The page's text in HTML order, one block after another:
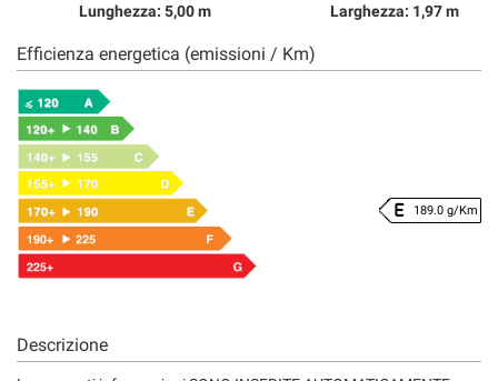
Lunghezza: 5,00 m Larghezza: 1,97 m
Efficienza energetica (emissioni / Km)
189.0 g/Km
Descrizione